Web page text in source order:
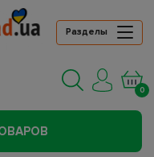
Разделы
0